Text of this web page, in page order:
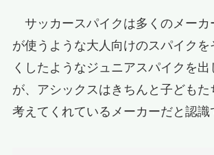
サッカースパイクは多くのメーカ
が使うような大人向けのスパイクを
くしたようなジュニアスパイクを出
が、アシックスはきちんと子どもた
考えてくれているメーカーだと認識